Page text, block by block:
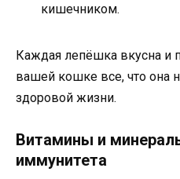
кишечником.
Каждая лепёшка вкусна и
вашей кошке все, что она
здоровой жизни.
Витамины и
иммунитета